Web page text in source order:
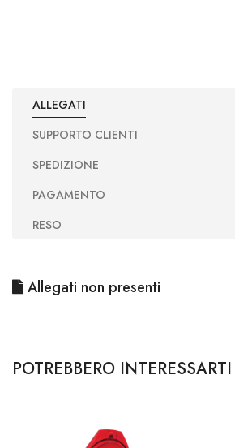
ALLEGATI
SUPPORTO CLIENTI
SPEDIZIONE
PAGAMENTO
RESO
Allegati non presenti
POTREBBERO INTERESSARTI